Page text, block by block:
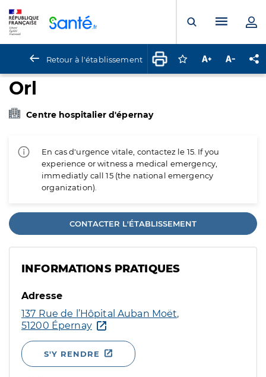
Ouvrir laMenu
Retour à l'établissement Connectez-vous
Augmenter la
Orl
Centre hospitalier d'épernay
En cas d'urgence vitale, contactez le 15. If you
experience or witness a medical emergency,
immediatly call 15 (the national emergency
organization).
CONTACTER L'ÉTABLISSEMENT
INFORMATIONS PRATIQUES
Adresse
137 Rue de l’Hôpital Auban Moët,
51200 Épernay
S'Y RENDRE